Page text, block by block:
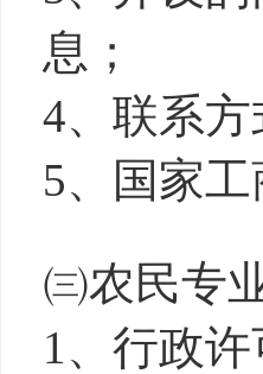
息；
4、联系方
5、国家
㈢农民专
1、行政